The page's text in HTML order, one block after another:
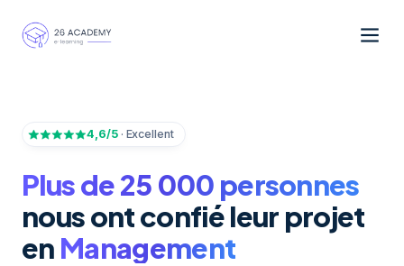
4,6/5· Excellent
Plus de 25 000 personnes
nous ont confié leur projet
en IA générative